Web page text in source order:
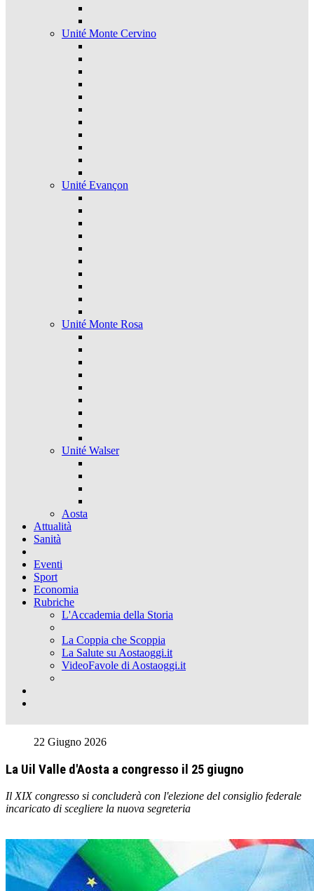
Unité Monte Cervino
Unité Evançon
Unité Monte Rosa
Unité Walser
Aosta
Attualità
Sanità
Eventi
Sport
Economia
Rubriche
L'Accademia della Storia
La Coppia che Scoppia
La Salute su Aostaoggi.it
VideoFavole di Aostaoggi.it
22 Giugno 2026
La Uil Valle d'Aosta a congresso il 25 giugno
Il XIX congresso si concluderà con l'elezione del consiglio federale
incaricato di scegliere la nuova segreteria